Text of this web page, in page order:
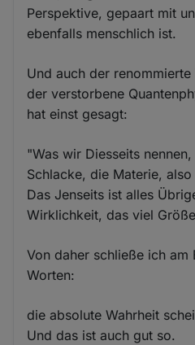
Perspektive, gepaart mit
ebenfalls menschlich ist.
Und auch der
der verstorbene
hat einst gesagt:
"Was wir Diesseits
Schlacke, die Materie,
Das Jenseits ist alles
Wirklichkeit, das viel
Von daher schließe ich am
Worten:
die absolute Wahrheit
Und das ist auch gut so.